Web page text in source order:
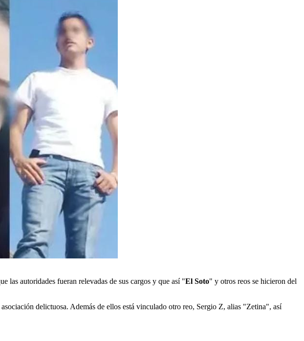
las autoridades fueran relevadas de sus cargos y que así "El Soto" y otros reos se hicieron del
delictuosa. Además de ellos está vinculado otro reo, Sergio Z, alias "Zetina", así